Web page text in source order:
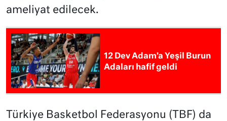
ameliyat edilecek.
12 Dev Adam’a Yeşil Burun
Adaları hafif geldi
Türkiye Basketbol Federasyonu (TBF) da